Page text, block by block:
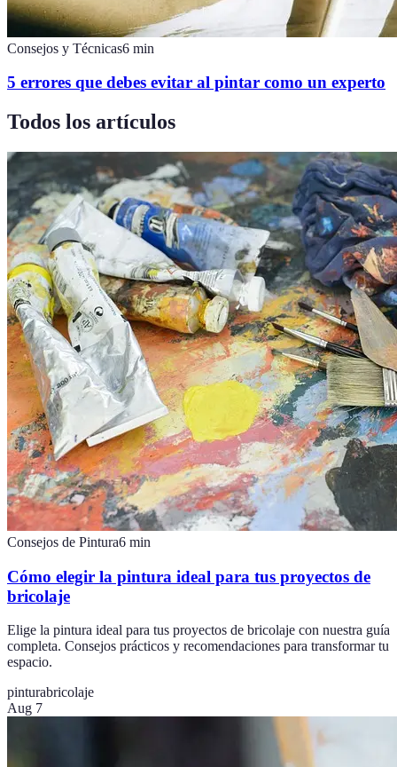
Consejos y Técnicas6 min
5 errores que debes evitar al pintar como un experto
Todos los artículos
Consejos de Pintura6 min
Cómo elegir la pintura ideal para tus proyectos de
bricolaje
Elige la pintura ideal para tus proyectos de bricolaje con nuestra guía
completa. Consejos prácticos y recomendaciones para transformar tu
espacio.
pinturabricolaje
Aug 7